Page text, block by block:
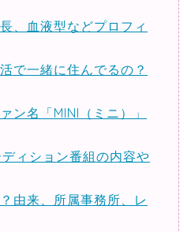
、血液型などプロフィ
で一緒に住んでるの？
ン名「MINI（ミニ）」
ィション番組の内容や
由来、所属事務所、レ